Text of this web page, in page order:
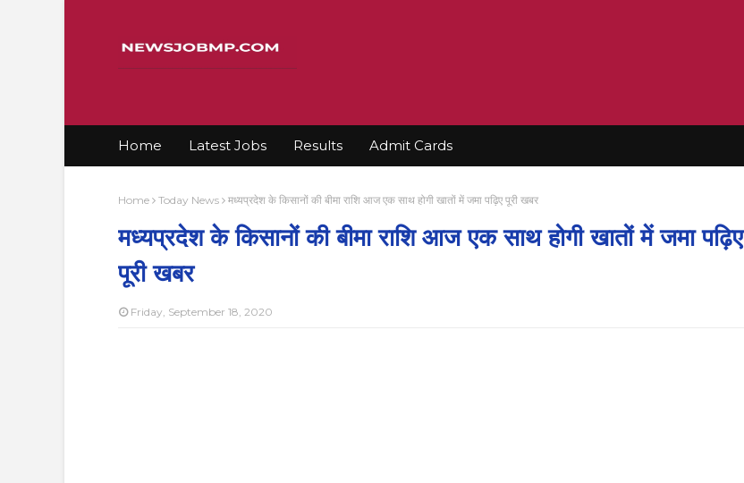
Home Latest Jobs Results Admit Cards
Home Today News मध्यप्रदेश के किसानों की बीमा राशि आज एक साथ होगी खातों में जमा पढ़िए पूरी खबर
मध्यप्रदेश के किसानों की बीमा राशि आज एक साथ होगी खातों में जमा पढ़िए
पूरी खबर
Friday, September 18, 2020